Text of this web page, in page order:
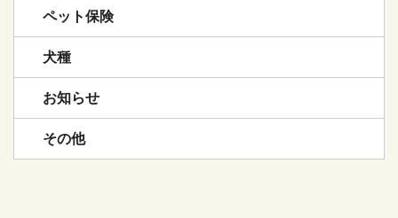
ペット保険
犬種
お知らせ
その他